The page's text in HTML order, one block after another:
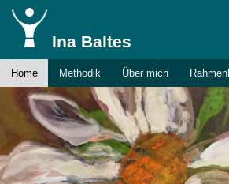
Ina Baltes
Home Methodik Über mich